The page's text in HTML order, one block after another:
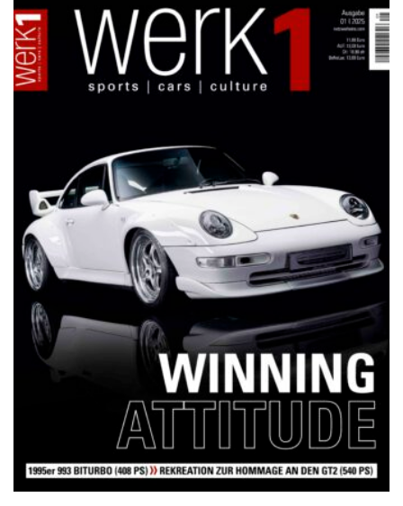
NETZWERKEINS GO! // ONLINE-STORE BY WERK1
12 Jahre werk1® sports | cars |
culture: Bestellen Sie jetzt die
neue Sommerausgabe 01 | 2025
(erscheint am 1. Juli 2025) online
auf netzwerkeins | GO!
23. Juni 2025